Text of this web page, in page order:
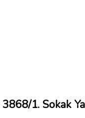
3868/1. Sokak